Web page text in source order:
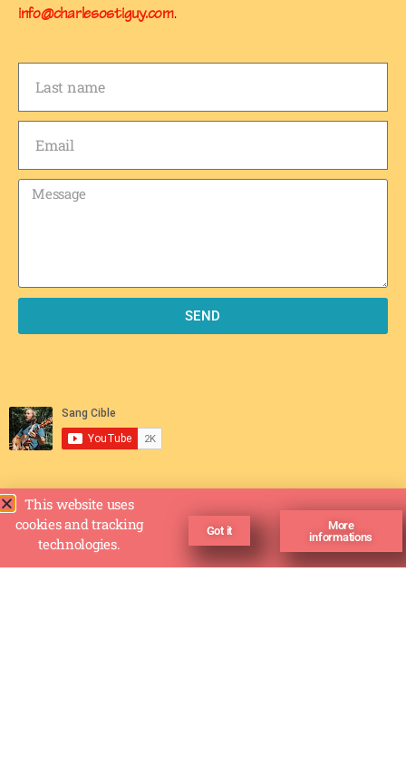
info@charlesostiguy.com.
SEND
This website uses
cookies and tracking
technologies.
Got it
More
informations